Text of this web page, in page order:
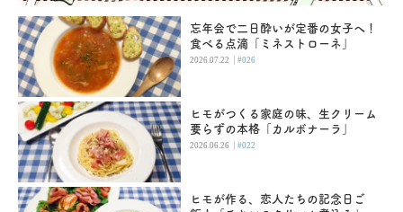
忘年会で二日酔いが定番の女子へ！
食べる点滴「ミネストローネ」
2026.07.22 |#026
ヒモがつくる家庭の味、生クリーム
要らずの本格「カルボナーラ」
2026.06.26 |#022
ヒモが作る、恋人たちの記念日ご